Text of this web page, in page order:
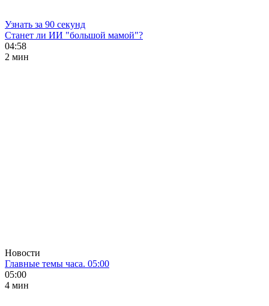
Узнать за 90 секунд
Станет ли ИИ "большой мамой"?
04:58
2 мин
Новости
Главные темы часа. 05:00
05:00
4 мин